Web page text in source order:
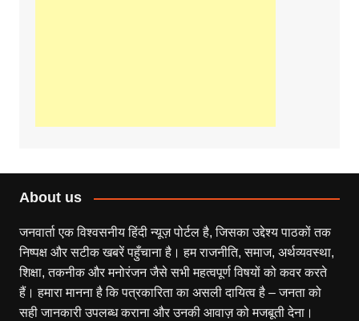
About us
जनवार्ता एक विश्वसनीय हिंदी न्यूज़ पोर्टल है, जिसका उद्देश्य पाठकों तक
निष्पक्ष और सटीक खबरें पहुँचाना है। हम राजनीति, समाज, अर्थव्यवस्था,
शिक्षा, तकनीक और मनोरंजन जैसे सभी महत्वपूर्ण विषयों को कवर करते
हैं। हमारा मानना है कि पत्रकारिता का असली दायित्व है – जनता को
सही जानकारी उपलब्ध कराना और उनकी आवाज़ को मजबूती देना।